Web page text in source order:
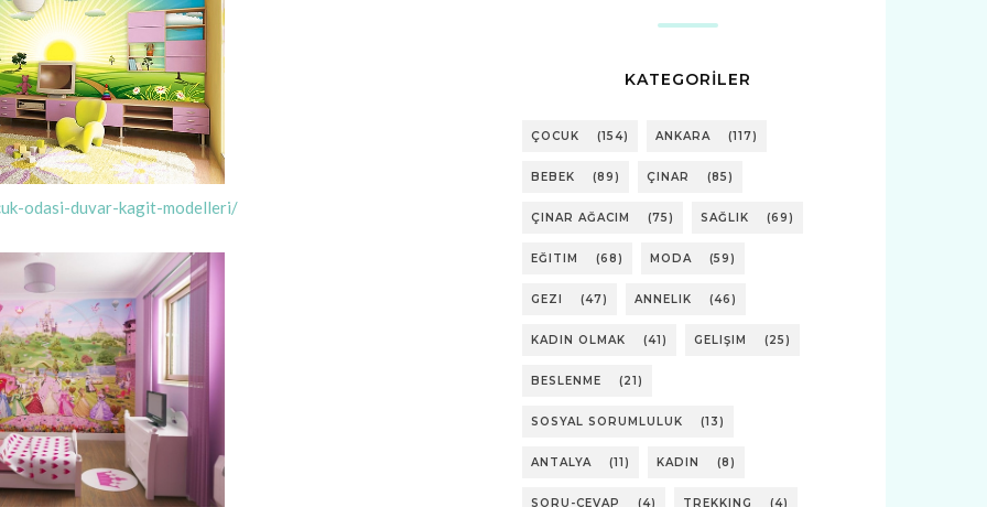
odasi-duvar-kagit-modelleri/
KATEGORİLER
ÇOCUK (154) ANKARA (117)
BEBEK (89) ÇINAR (85)
ÇINAR AĞACIM (75) SAĞLIK (69)
EĞITIM (68) MODA (59)
GEZI (47) ANNELIK (46)
KADIN OLMAK (41) GELIŞIM (25)
BESLENME (21)
SOSYAL SORUMLULUK (13)
ANTALYA (11) KADIN (8)
SORU-CEVAP (4) TREKKING (4)